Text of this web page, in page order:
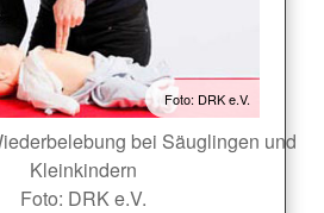
Foto: DRK e.V.
bei Säuglingen und
Kleinkindern
Foto: DRK e.V.